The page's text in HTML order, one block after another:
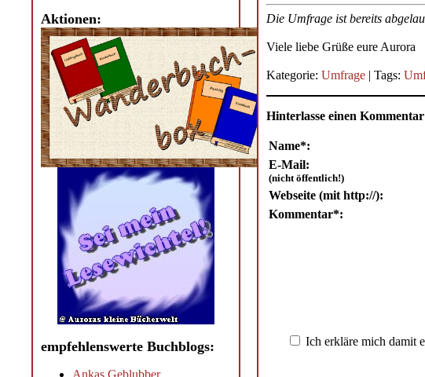
Aktionen:
empfehlenswerte Buchblogs:
Die Umfrage ist bereits
Viele liebe Grüße eure Aurora
Kategorie: Umfrage| Tags:
Hinterlasse einen
Name*:
E-Mail:
(nicht öffentlich!)
Webseite (mit http://):
Kommentar*:
Ich erkläre mich damit